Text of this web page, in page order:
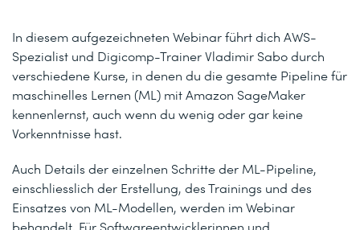
In diesem aufgezeichneten Webinar führt dich AWS-
Spezialist und Digicomp-Trainer Vladimir Sabo durch
verschiedene Kurse, in denen du die gesamte Pipeline für
maschinelles Lernen (ML) mit Amazon SageMaker
kennenlernst, auch wenn du wenig oder gar keine
Vorkenntnisse hast.
Auch Details der einzelnen Schritte der ML-Pipeline,
einschliesslich der Erstellung, des Trainings und des
Einsatzes von ML-Modellen, werden im Webinar
behandelt. Für Softwareentwicklerinnen und